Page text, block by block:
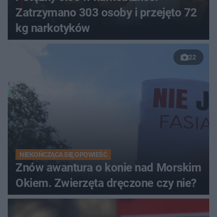
Zatrzymano 303 osoby i przejęto 72
kg narkotyków
22
NIEKOŃCZĄCA SIĘ OPOWIEŚĆ
Znów awantura o konie nad Morskim
Okiem. Zwierzęta dręczone czy nie?